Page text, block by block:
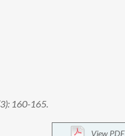
160-165.
View PDF